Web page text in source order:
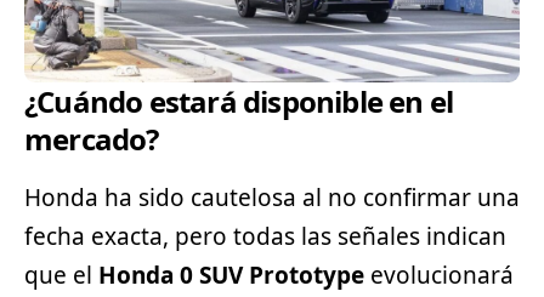
¿Cuándo estará disponible en el
mercado?
Honda ha sido cautelosa al no confirmar una
fecha exacta, pero todas las señales indican
que el Honda 0 SUV Prototype evolucionará